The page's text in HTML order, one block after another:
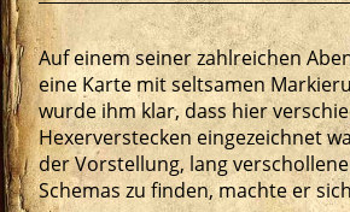
Auf einem seiner zahlreichen
eine Karte mit seltsamen
wurde ihm klar, dass hier
Hexerverstecken eingezeichnet
der Vorstellung, lang
Schemas zu finden, machte er